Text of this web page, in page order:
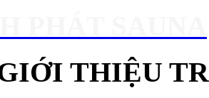
THIỆU